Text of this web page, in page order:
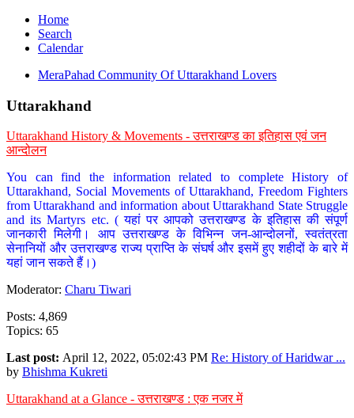
Home
Search
Calendar
MeraPahad Community Of Uttarakhand Lovers
Uttarakhand
Uttarakhand History & Movements - उत्तराखण्ड का इतिहास एवं जन
आन्दोलन
You can find the information related to complete History of
Uttarakhand, Social Movements of Uttarakhand, Freedom Fighters
from Uttarakhand and information about Uttarakhand State Struggle
and its Martyrs etc. ( यहां पर आपको उत्तराखण्ड के इतिहास की संपूर्ण
जानकारी मिलेगी। आप उत्तराखण्ड के विभिन्न जन-आन्दोलनों, स्वतंत्रता
सेनानियों और उत्तराखण्ड राज्य प्राप्ति के संघर्ष और इसमें हुए शहीदों के बारे में
यहां जान सकते हैं।)
Moderator: Charu Tiwari
Posts: 4,869
Topics: 65
Last post: April 12, 2022, 05:02:43 PM Re: History of Haridwar ...
by Bhishma Kukreti
Uttarakhand at a Glance - उत्तराखण्ड : एक नजर में